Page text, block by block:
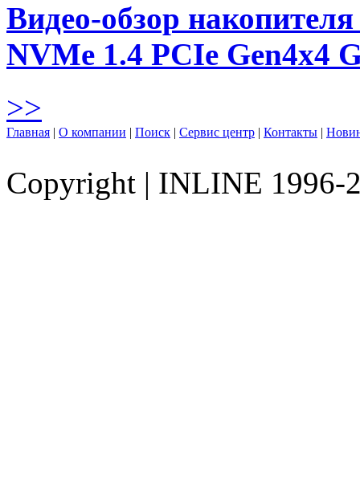
Видео-обзор
NVMe 1.4 PCIe Gen4х4
>>
Главная | О компании | Поиск | Сервис центр | Контакты |
Copyright | INLINE 1996-